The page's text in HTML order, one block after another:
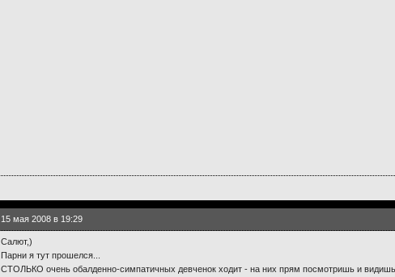
15 мая 2008 в 19:29
Салют,)
Парни я тут прошелся...
СТОЛЬКО очень обалденно-симпатичных девченок ходит - на них прям посмотришь и